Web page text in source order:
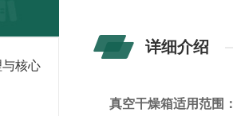
核心
详细介绍
真空干燥箱适用范围：